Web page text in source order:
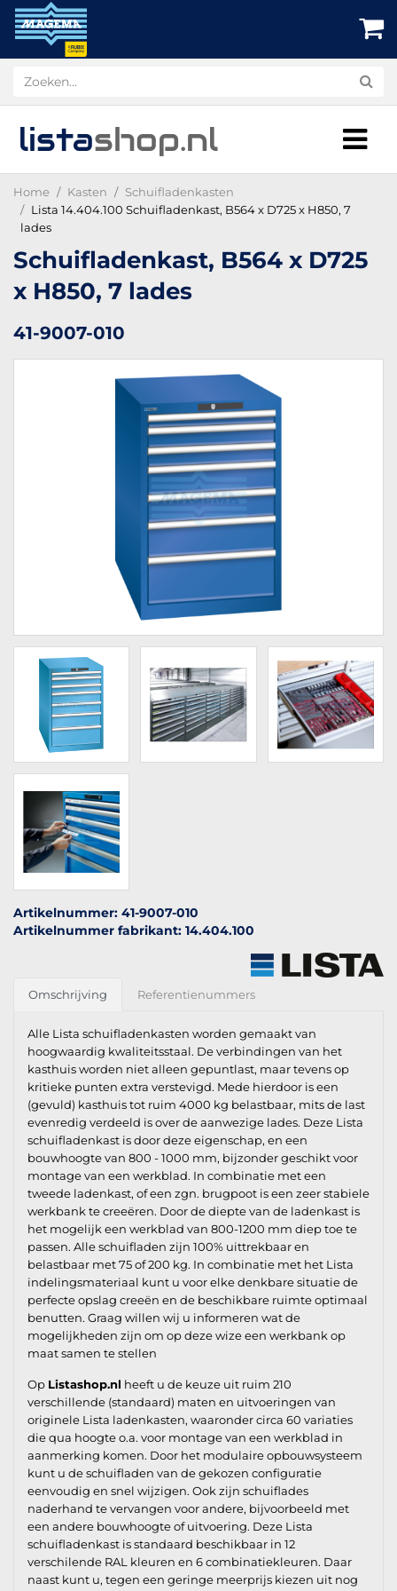
listashop.nl
Home Kasten
Schuifladenkasten
Lista 14.404.100 Schuifladenkast, B564 x D725 x H850, 7
lades
Schuifladenkast, B564 x D725
x H850, 7 lades
41-9007-010
Artikelnummer: 41-9007-010
Artikelnummer fabrikant: 14.404.100
Omschrijving Referentienummers
Alle Lista schuifladenkasten worden gemaakt van
hoogwaardig kwaliteitsstaal. De verbindingen van het
kasthuis worden niet alleen gepuntlast, maar tevens op
kritieke punten extra verstevigd. Mede hierdoor is een
(gevuld) kasthuis tot ruim 4000 kg belastbaar, mits de last
evenredig verdeeld is over de aanwezige lades. Deze Lista
schuifladenkast is door deze eigenschap, en een
bouwhoogte van 800 - 1000 mm, bijzonder geschikt voor
montage van een werkblad. In combinatie met een
tweede ladenkast, of een zgn. brugpoot is een zeer stabiele
werkbank te creeëren. Door de diepte van de ladenkast is
het mogelijk een werkblad van 800-1200 mm diep toe te
passen. Alle schuifladen zijn 100% uittrekbaar en
belastbaar met 75 of 200 kg. In combinatie met het Lista
indelingsmateriaal kunt u voor elke denkbare situatie de
perfecte opslag creeën en de beschikbare ruimte optimaal
benutten. Graag willen wij u informeren wat de
mogelijkheden zijn om op deze wize een werkbank op
maat samen te stellen
Op Listashop.nl heeft u de keuze uit ruim 210
verschillende (standaard) maten en uitvoeringen van
originele Lista ladenkasten, waaronder circa 60 variaties
die qua hoogte o.a. voor montage van een werkblad in
aanmerking komen. Door het modulaire opbouwsysteem
kunt u de schuifladen van de gekozen configuratie
eenvoudig en snel wijzigen. Ook zijn schuiflades
naderhand te vervangen voor andere, bijvoorbeeld met
een andere bouwhoogte of uitvoering. Deze Lista
schuifladenkast is standaard beschikbaar in 12
verschilende RAL kleuren en 6 combinatiekleuren. Daar
naast kunt u, tegen een geringe meerprijs kiezen uit nog